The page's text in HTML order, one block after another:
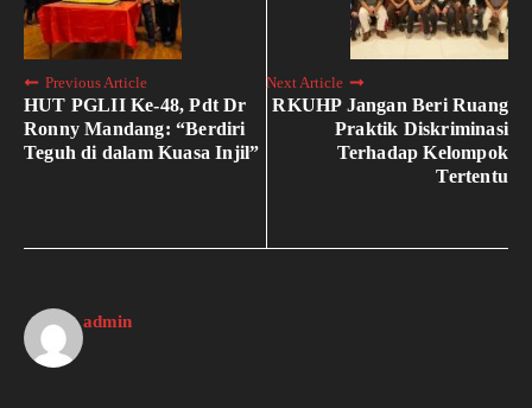
Previous Article
HUT PGLII Ke-48, Pdt Dr
Ronny Mandang: “Berdiri
Teguh di dalam Kuasa Injil”
Next Article
RKUHP Jangan Beri Ruang
Praktik Diskriminasi
Terhadap Kelompok
Tertentu
admin